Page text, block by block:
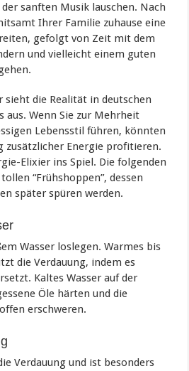
sanften Musik lauschen. Nach
Ihrer Familie zuhause eine
gefolgt von Zeit mit dem
und vielleicht einem guten
sieht die Realität in deutschen
aus. Wenn Sie zur Mehrheit
Lebensstil führen, könnten
zusätzlicher Energie profitieren.
Elixier ins Spiel. Die folgenden
“Frühshoppen”, dessen
später spüren werden.
Wasser loslegen. Warmes bis
die Verdauung, indem es
Kaltes Wasser auf der
Öle härten und die
erschweren.
Verdauung und ist besonders